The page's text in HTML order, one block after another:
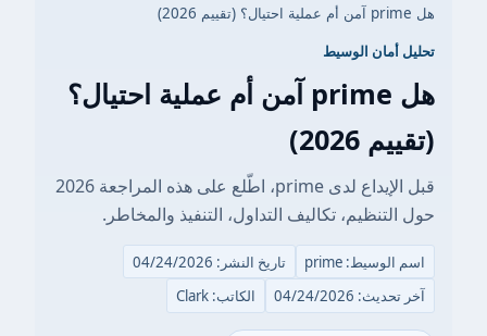
هل prime آمن أم عملية احتيال؟ (تقييم 2026)
تحليل أمان الوسيط
هل prime آمن أم عملية احتيال؟
(تقييم 2026)
قبل الإيداع لدى prime، اطّلع على هذه المراجعة 2026
حول التنظيم، تكاليف التداول، التنفيذ والمخاطر.
اسم الوسيط: prime
تاريخ النشر: 04/24/2026
آخر تحديث: 04/24/2026
الكاتب: Clark